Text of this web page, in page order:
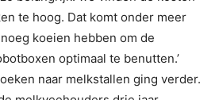
te hoog. Dat komt onder meer
koeien hebben om de
optimaal te benutten.’
naar melkstallen ging verder.